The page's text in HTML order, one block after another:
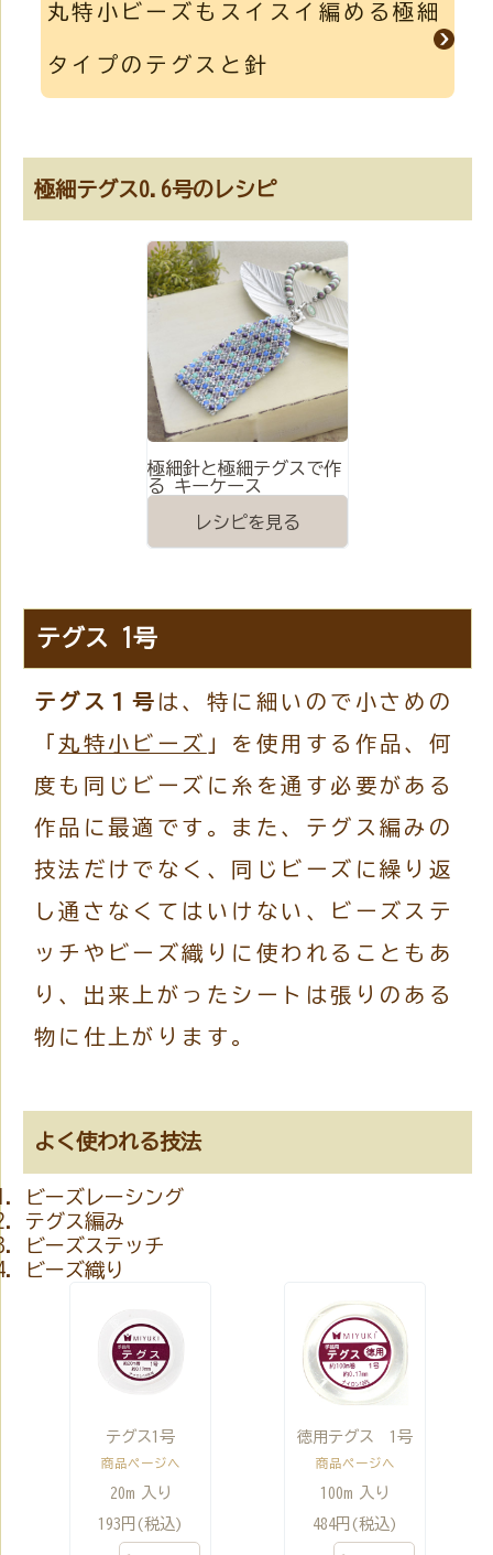
丸特小ビーズもスイスイ編める極細
タイプのテグスと針
極細テグス0.6号のレシピ
極細針と極細テグスで作
る キーケース
レシピを見る
テグス 1号
テグス１号 は、特に細いので小さめの
丸特小ビーズ 」を使用する作品、何
度も同じビーズに糸を通す必要がある
作品に最適です。また、テグス編みの
技法だけでなく、同じビーズに繰り返
し通さなくてはいけない、ビーズステ
ッチやビーズ織りに使われることもあ
り、出来上がったシートは張りのある
物に仕上がります。
よく使われる技法
ビーズレーシング
テグス編み
ビーズステッチ
ビーズ織り
テグス1号
商品ページへ
20m 入り
193円(税込)
徳用テグス 1号
商品ページへ
100m 入り
484円(税込)